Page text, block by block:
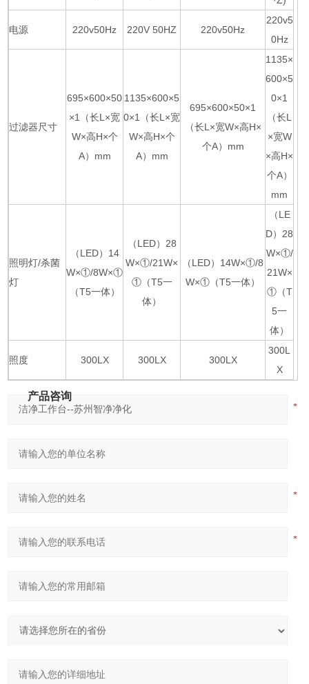
电源 220v50Hz 220V 50HZ 220v50Hz
220v5
0Hz
过滤器尺寸
695×600×50
×1（长L×宽
W×高H×个
A）mm
1135×600×5
0×1（长L×宽
W×高H×个
A）mm
695×600×50×1
（长L×宽W×高H×
个A）mm
1135×
600×5
0×1
（长L
×宽W
×高H×
个A）
mm
照明灯/杀菌
灯
（LED）14
W×①/8W×①
（T5一体）
（LED）28
W×①/21W×
①（T5一
体）
（LED）14W×①/8
W×①（T5一体）
（LE
D）28
W×①/
21W×
①（T
5一
体）
照度 300LX 300LX 300LX
300L
X
产品咨询